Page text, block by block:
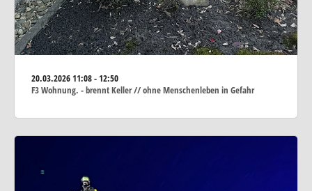
20.03.202611:08 - 12:50
F3 Wohnung. - brennt Keller // ohne Menschenleben in Gefahr